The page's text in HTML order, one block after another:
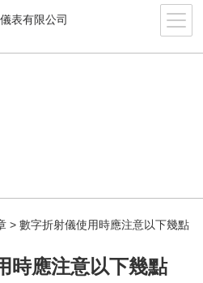
>數字折射儀使用時應注意以下幾點
時應注意以下幾點